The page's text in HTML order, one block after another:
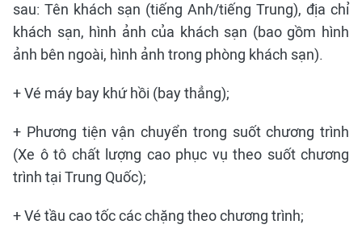
sau: Tên khách sạn (tiếng Anh/tiếng Trung), địa chỉ
khách sạn, hình ảnh của khách sạn (bao gồm hình
ảnh bên ngoài, hình ảnh trong phòng khách sạn).
+ Vé máy bay khứ hồi (bay thẳng);
+ Phương tiện vận chuyển trong suốt chương trình
(Xe ô tô chất lượng cao phục vụ theo suốt chương
trình tại Trung Quốc);
+ Vé tầu cao tốc các chặng theo chương trình;